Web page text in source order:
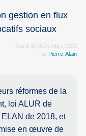
gestion en flux
sociaux
Mardi 19 décembre 2023
Par Pierre-Alain
réformes de la
loi ALUR de
de 2018, et
en œuvre de